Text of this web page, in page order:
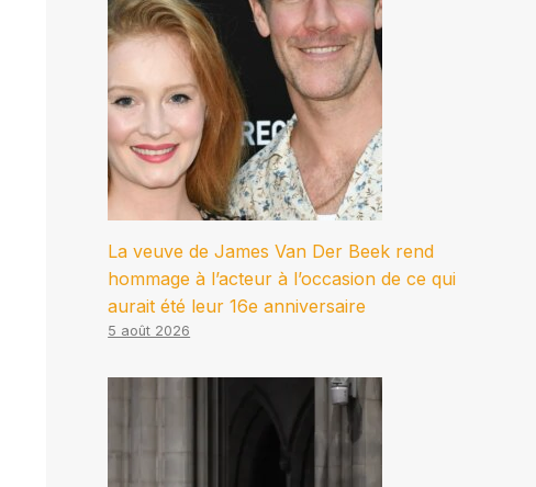
La veuve de James Van Der Beek rend
hommage à l’acteur à l’occasion de ce qui
aurait été leur 16e anniversaire
5 août 2026